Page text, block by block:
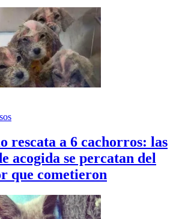
rescata a 6 cachorros: las
acogida se percatan del
que cometieron